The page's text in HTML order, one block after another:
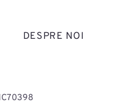
DESPRE NOI